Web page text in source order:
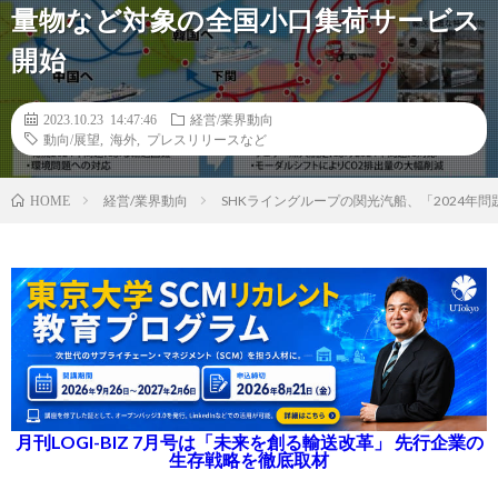
量物など対象の全国小口集荷サービス
開始
2023.10.23 14:47:46
経営/業界動向
動向/展望
海外 プレスリリースなど
HOME 経営/業界動向 SHKライングループの関光汽船、「2024年
月刊LOGI-BIZ 7月号は「未来を創る輸送改革」 先行企業の
生存戦略を徹底取材